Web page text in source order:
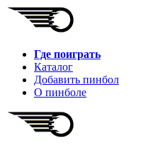
Где поиграть
Каталог
Добавить пинбол
О пинболе